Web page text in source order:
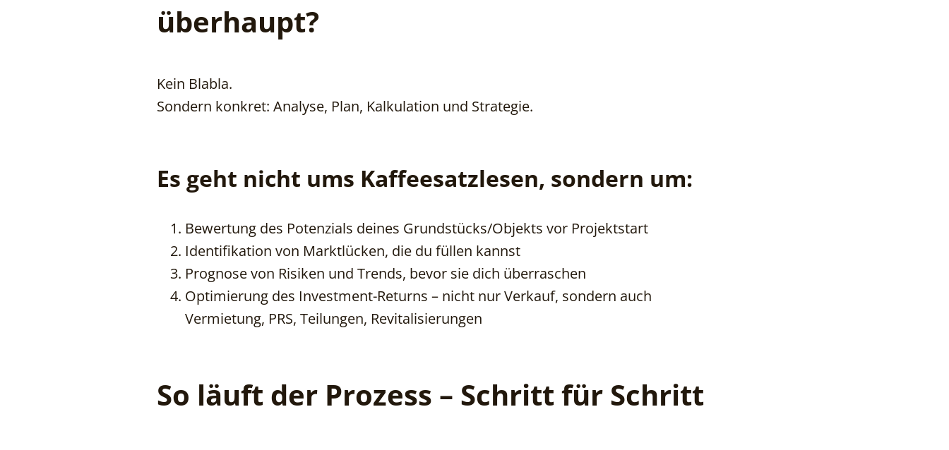
überhaupt?
Kein Blabla.
Sondern konkret: Analyse, Plan, Kalkulation und Strategie.
Es geht nicht ums Kaffeesatzlesen, sondern um:
Bewertung des Potenzials deines Grundstücks/Objekts vor Projektstart
Identifikation von Marktlücken, die du füllen kannst
Prognose von Risiken und Trends, bevor sie dich überraschen
Optimierung des Investment-Returns – nicht nur Verkauf, sondern auch
Vermietung, PRS, Teilungen, Revitalisierungen
So läuft der Prozess – Schritt für Schritt